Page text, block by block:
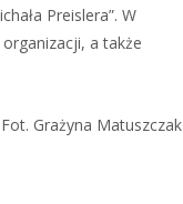
Preislera”. W
a także
Fot. Grażyna Matuszczak